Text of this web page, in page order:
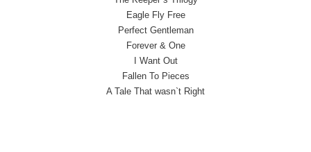
Eagle Fly Free
Perfect Gentleman
Forever & One
I Want Out
Fallen To Pieces
A Tale That wasn`t Right